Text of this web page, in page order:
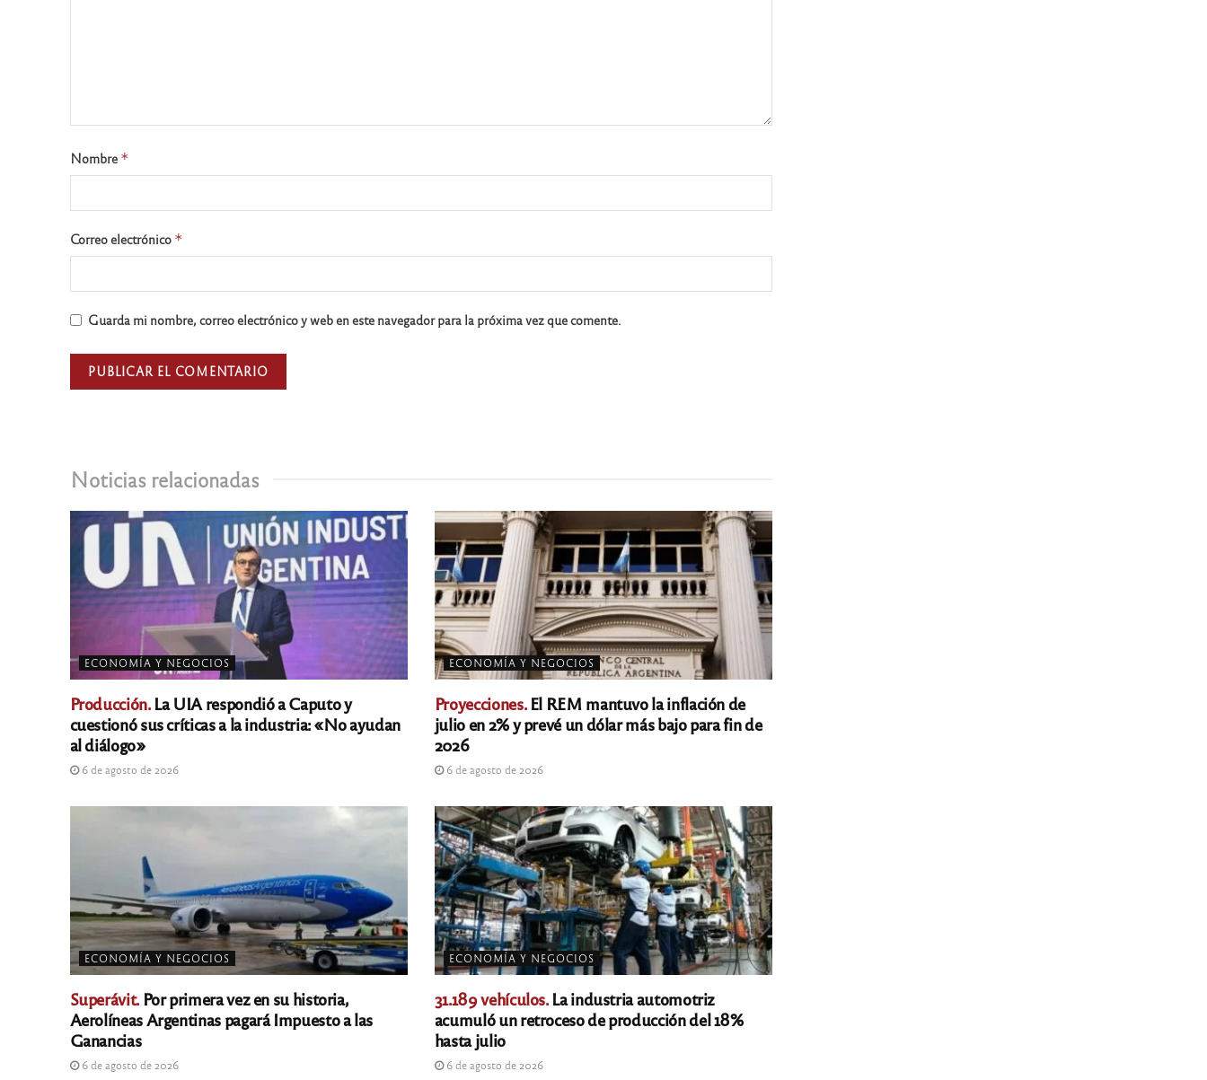
Noticias relacionadas
ECONOMÍA Y NEGOCIOS
Producción.La UIA respondió a Caputo y
cuestionó sus críticas a la industria: «No ayudan
al diálogo»
6 de agosto de 2026
ECONOMÍA Y NEGOCIOS
Proyecciones.El REM mantuvo la inflación de
julio en 2% y prevé un dólar más bajo para fin de
2026
6 de agosto de 2026
ECONOMÍA Y NEGOCIOS
Superávit.Por primera vez en su historia,
Aerolíneas Argentinas pagará Impuesto a las
Ganancias
6 de agosto de 2026
ECONOMÍA Y NEGOCIOS
31.189 vehículos.La industria automotriz
acumuló un retroceso de producción del 18%
hasta julio
6 de agosto de 2026
Nombre *
Correo electrónico *
Guarda mi nombre, correo electrónico y web en este navegador para la próxima vez que comente.